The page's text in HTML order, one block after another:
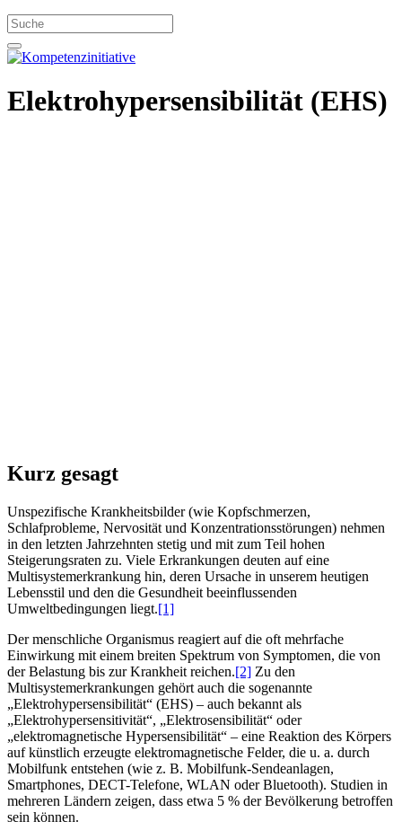
Elektrohypersensibilität (EHS)
Kurz gesagt
Unspezifische Krankheitsbilder (wie Kopfschmerzen,
Schlafprobleme, Nervosität und Konzentrationsstörungen) nehmen
in den letzten Jahrzehnten stetig und mit zum Teil hohen
Steigerungsraten zu. Viele Erkrankungen deuten auf eine
Multisystemerkrankung hin, deren Ursache in unserem heutigen
Lebensstil und den die Gesundheit beeinflussenden
Umweltbedingungen liegt.[1]
Der menschliche Organismus reagiert auf die oft mehrfache
Einwirkung mit einem breiten Spektrum von Symptomen, die von
der Belastung bis zur Krankheit reichen.[2] Zu den
Multisystemerkrankungen gehört auch die sogenannte
„Elektrohypersensibilität“ (EHS) – auch bekannt als
„Elektrohypersensitivität“, „Elektrosensibilität“ oder
„elektromagnetische Hypersensibilität“ – eine Reaktion des Körpers
auf künstlich erzeugte elektromagnetische Felder, die u. a. durch
Mobilfunk entstehen (wie z. B. Mobilfunk-Sendeanlagen,
Smartphones, DECT-Telefone, WLAN oder Bluetooth). Studien in
mehreren Ländern zeigen, dass etwa 5 % der Bevölkerung betroffen
sein können.